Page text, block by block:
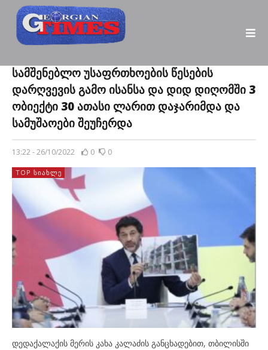
სამშენებლო უსაფრთხოების წესების
დარღვევის გამო ისანსა და დიდ დიღომში 3
ობიექტი 30 ათასი ლარით დაჯარიმდა და
სამუშაოები შეუჩერდა
13:22 - 26/10/2022 0 0
TOP ᲡᲘᲐᲮᲚᲔ
დედაქალაქის მერის კახა კალაძის განცხადებით, თბილისში